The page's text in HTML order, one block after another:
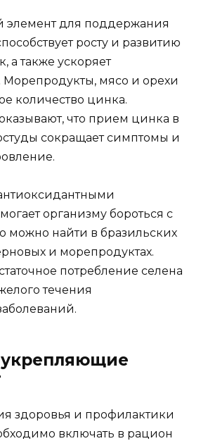
элемент для поддержания
росту и развитию
а также ускоряет
мясо и орехи
количество цинка.
что прием цинка в
сокращает симптомы и
организму бороться с
можно найти в бразильских
и морепродуктах.
потребление селена
течения
здоровья и профилактики
включать в рацион